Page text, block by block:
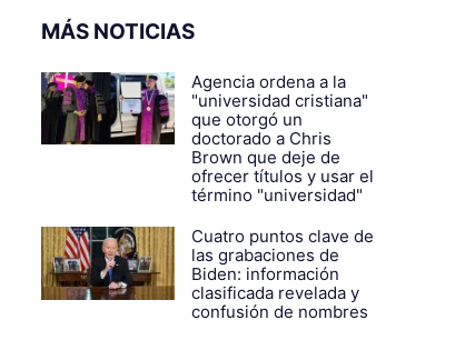
MÁS NOTICIAS
Agencia ordena a la
"universidad cristiana"
que otorgó un
doctorado a Chris
Brown que deje de
ofrecer títulos y usar el
término "universidad"
Cuatro puntos clave de
las grabaciones de
Biden: información
clasificada revelada y
confusión de nombres